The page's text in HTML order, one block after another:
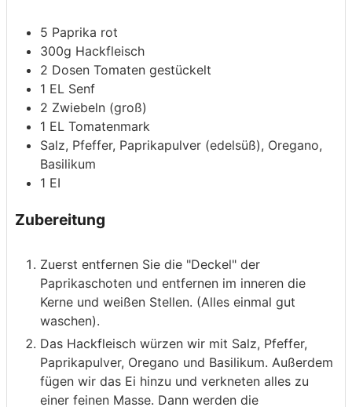
5 Paprika rot
300g Hackfleisch
2 Dosen Tomaten gestückelt
1 EL Senf
2 Zwiebeln (groß)
1 EL Tomatenmark
Salz, Pfeffer, Paprikapulver (edelsüß), Oregano,
Basilikum
1 EI
Zubereitung
Zuerst entfernen Sie die "Deckel" der
Paprikaschoten und entfernen im inneren die
Kerne und weißen Stellen. (Alles einmal gut
waschen).
Das Hackfleisch würzen wir mit Salz, Pfeffer,
Paprikapulver, Oregano und Basilikum. Außerdem
fügen wir das Ei hinzu und verkneten alles zu
einer feinen Masse. Dann werden die